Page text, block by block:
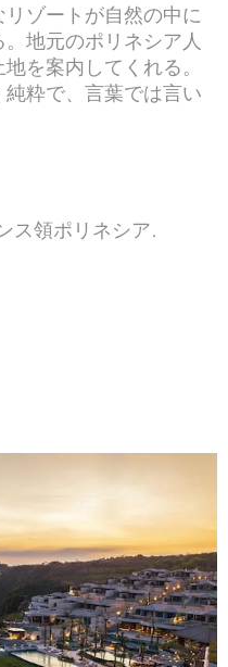
ゾートが自然の中に
地元のポリネシア人
を案内してくれる。
粋で、言葉では言い
ス領ポリネシア.